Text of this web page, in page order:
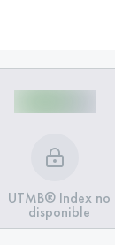
UTMB® Index no
disponible